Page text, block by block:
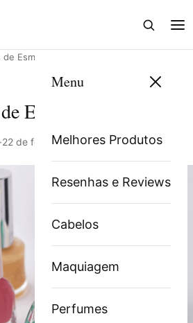
Abrir
Menu
Melhores Produtos
Resenhas e Reviews
Cabelos
Maquiagem
Perfumes
Esmalte em 2025
Esmalte em 2025
·22 de fevereiro de 2024·